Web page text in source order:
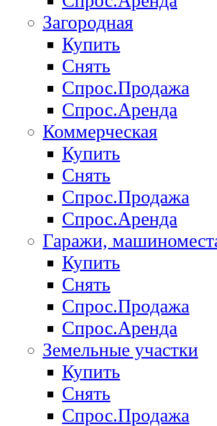
Загородная
Купить
Снять
Спрос.Продажа
Спрос.Аренда
Коммерческая
Купить
Снять
Спрос.Продажа
Спрос.Аренда
Гаражи,
Купить
Снять
Спрос.Продажа
Спрос.Аренда
Земельные участки
Купить
Снять
Спрос.Продажа